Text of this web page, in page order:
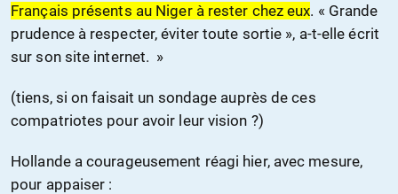
Français présents au Niger à rester chez eux. « Grande
prudence à respecter, éviter toute sortie », a-t-elle écrit
sur son site internet. »
(tiens, si on faisait un sondage auprès de ces
compatriotes pour avoir leur vision ?)
Hollande a courageusement réagi hier, avec mesure,
pour appaiser :